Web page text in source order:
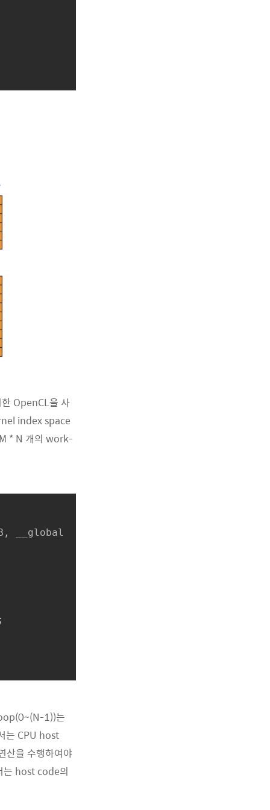
OpenCL을 사
index space
* N 개의 work-
1))는
는 CPU host
산을 수행하여야
는 host code의